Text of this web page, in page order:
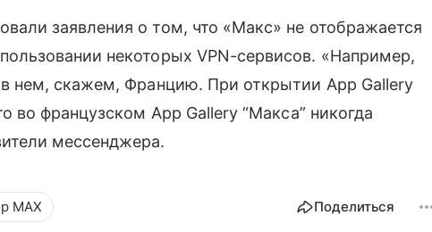
заявления о том, что «Макс» не отображается
некоторых VPN-сервисов. «Например,
нем, скажем, Францию. При открытии App Gallery
во французском App Gallery “Макса” никогда
мессенджера.
MAX Поделиться